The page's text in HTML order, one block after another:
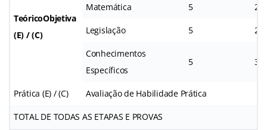
TeóricoObjetiva
(E) / (C)
Matemática 5
Legislação 5
Conhecimentos
Específicos
5
Prática (E) / (C) Avaliação de Habilidade Prática
TOTAL DE TODAS AS ETAPAS E PROVAS